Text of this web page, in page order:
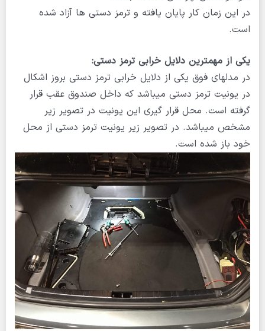
در این زمان کار پایان یافته و ترمز دستی ها آزاد شده
است.
یکی از مهمترین دلایل خرابی ترمز دستی:
در مدلهای فوق یکی از دلایل خرابی ترمز دستی بروز اشکال
در یونیت ترمز دستی میباشد که داخل صندوق عقب قرار
گرفته است. محل قرار گیری این یونیت در تصویر زیر
مشخص میباشد. در تصویر زیر یونیت ترمز دستی از محل
خود باز شده است.